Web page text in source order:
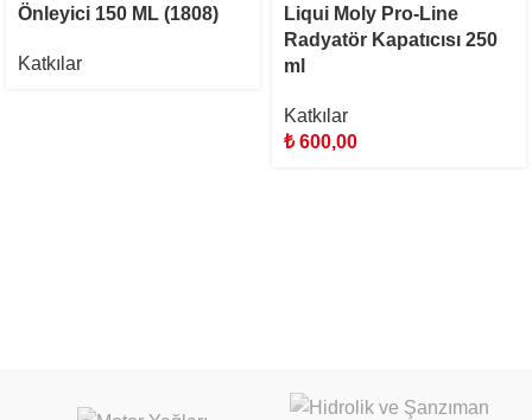
Önleyici 150 ML (1808)
Katkılar
Liqui Moly Pro-Line
Radyatör Kapatıcısı 250
ml
Katkılar
₺600,00